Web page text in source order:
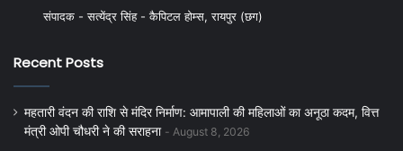
संपादक - सत्येंद्र सिंह - कैपिटल होम्स, रायपुर (छग)
Recent Posts
महतारी वंदन की राशि से मंदिर निर्माण: आमापाली की महिलाओं का अनूठा कदम, वित्त
मंत्री ओपी चौधरी ने की सराहना
August 8, 2026